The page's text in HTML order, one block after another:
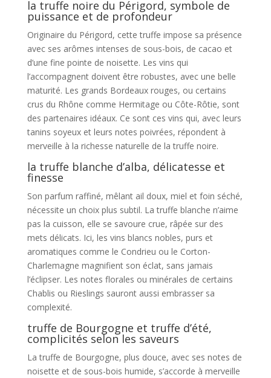
la truffe noire du Périgord, symbole de
puissance et de profondeur
Originaire du Périgord, cette truffe impose sa présence
avec ses arômes intenses de sous-bois, de cacao et
d’une fine pointe de noisette. Les vins qui
l’accompagnent doivent être robustes, avec une belle
maturité. Les grands Bordeaux rouges, ou certains
crus du Rhône comme Hermitage ou Côte-Rôtie, sont
des partenaires idéaux. Ce sont ces vins qui, avec leurs
tanins soyeux et leurs notes poivrées, répondent à
merveille à la richesse naturelle de la truffe noire.
la truffe blanche d’alba, délicatesse et
finesse
Son parfum raffiné, mêlant ail doux, miel et foin séché,
nécessite un choix plus subtil. La truffe blanche n’aime
pas la cuisson, elle se savoure crue, râpée sur des
mets délicats. Ici, les vins blancs nobles, purs et
aromatiques comme le Condrieu ou le Corton-
Charlemagne magnifient son éclat, sans jamais
l’éclipser. Les notes florales ou minérales de certains
Chablis ou Rieslings sauront aussi embrasser sa
complexité.
truffe de Bourgogne et truffe d’été,
complicités selon les saveurs
La truffe de Bourgogne, plus douce, avec ses notes de
noisette et de sous-bois humide, s’accorde à merveille